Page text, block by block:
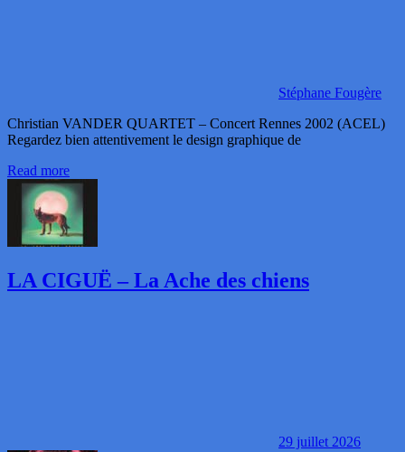
Stéphane Fougère
Christian VANDER QUARTET – Concert Rennes 2002 (ACEL)
Regardez bien attentivement le design graphique de
Read more
LA CIGUË – La Ache des chiens
29 juillet 2026